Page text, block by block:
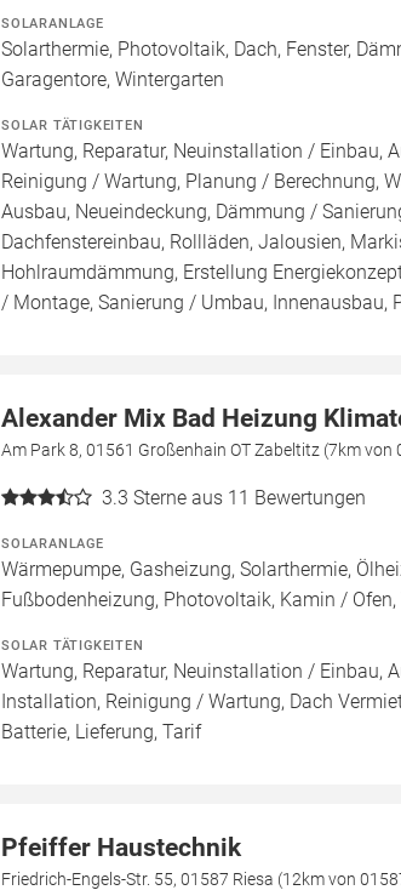
SOLARANLAGE
Solarthermie, Photovoltaik, Dach, Fenster,
Garagentore, Wintergarten
SOLAR TÄTIGKEITEN
Wartung, Reparatur, Neuinstallation / Einbau,
Reinigung / Wartung, Planung / Berechnung,
Ausbau, Neueindeckung, Dämmung /
Dachfenstereinbau, Rollläden, Jalousien,
Hohlraumdämmung, Erstellung
/ Montage, Sanierung / Umbau, Innenausbau,
Alexander Mix Bad Heizung
Am Park 8, 01561 Großenhain OT Zabeltitz (7km von
3.3 Sterne aus 11 Bewertungen
SOLARANLAGE
Wärmepumpe, Gasheizung, Solarthermie,
Fußbodenheizung, Photovoltaik, Kamin /
SOLAR TÄTIGKEITEN
Wartung, Reparatur, Neuinstallation / Einbau,
Installation, Reinigung / Wartung, Dach
Batterie, Lieferung, Tarif
Pfeiffer Haustechnik
Friedrich-Engels-Str. 55, 01587 Riesa (12km von